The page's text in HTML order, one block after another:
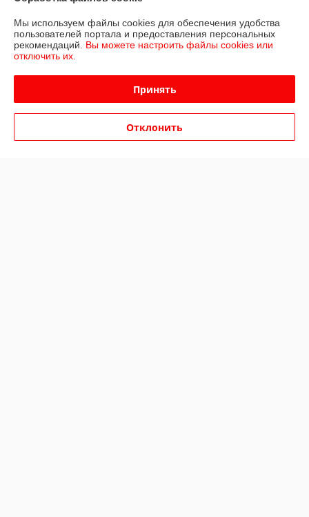
О нас
Рейтинг не сформирован
Менее 5 отзывов за последний год
Работает с 22.01.2016
г. Минск
Мы используем файлы cookies для обеспечения удобства
пользователей портала и предоставления персональных
рекомендаций. Вы можете настроить файлы cookies или
отключить их.
Принять
Отклонить